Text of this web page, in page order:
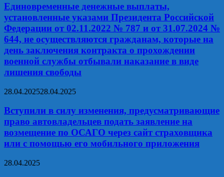
Единовременные денежные выплаты,
установленные указами Президента Российской
Федерации от 02.11.2022 № 787 и от 31.07.2024 №
644, не осуществляются гражданам, которые на
день заключения контракта о прохождении
военной службы отбывали наказание в виде
лишения свободы
28.04.202528.04.2025
Вступили в силу изменения, предусматривающие
право автовладельцев подать заявление на
возмещение по ОСАГО через сайт страховщика
или с помощью его мобильного приложения
28.04.2025